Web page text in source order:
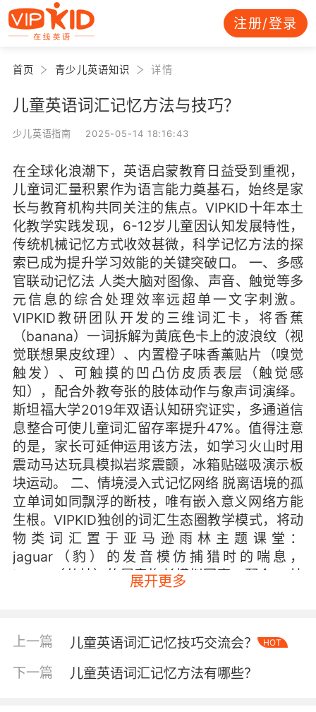
注册/登录
首页 青少儿英语知识 详情
儿童英语词汇记忆方法与技巧？
少儿英语指南 2025-05-14 18:16:43
在全球化浪潮下，英语启蒙教育日益受到重视，
儿童词汇量积累作为语言能力奠基石，始终是家
长与教育机构共同关注的焦点。VIPKID十年本土
化教学实践发现，6-12岁儿童因认知发展特性，
传统机械记忆方式收效甚微，科学记忆方法的探
索已成为提升学习效能的关键突破口。 一、多感
官联动记忆法 人类大脑对图像、声音、触觉等多
元信息的综合处理效率远超单一文字刺激。
VIPKID教研团队开发的三维词汇卡，将香蕉
（banana）一词拆解为黄底色卡上的波浪纹（视
觉联想果皮纹理）、内置橙子味香薰贴片（嗅觉
触发）、可触摸的凹凸仿皮质表层（触觉感
知），配合外教夸张的肢体动作与象声词演绎。
斯坦福大学2019年双语认知研究证实，多通道信
息整合可使儿童词汇留存率提升47%。值得注意
的是，家长可延伸运用该方法，如学习火山时用
震动马达玩具模拟岩浆震颤，冰箱贴磁吸演示板
块运动。 二、情境浸入式记忆网络 脱离语境的孤
立单词如同飘浮的断枝，唯有嵌入意义网络方能
生根。VIPKID独创的词汇生态圈教学模式，将动
物类词汇置于亚马逊雨林主题课堂：
jaguar（豹）的发音模仿捕猎时的喘息，
jungle（丛林）的尾音拖长模拟回声，配合AR技
术实现360度场景漫游。麻省理工学院语言学实
月后词汇复现率达78%，远超传统教学的32%。
家庭实践中，可通过单词剧场游戏，用沙发靠垫
搭建城堡，在枕头大战中巩固fort、castle等空间
词汇。 三、游戏化互动记忆机制 游戏胜负带来的
展开更多
上一篇 儿童英语词汇记忆技巧交流会？ HOT
下一篇 儿童英语词汇记忆方法有哪些？